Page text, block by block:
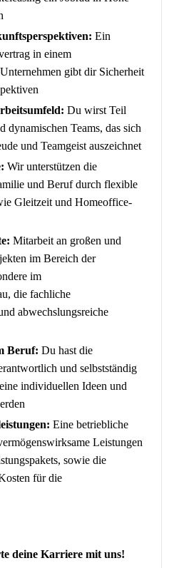
Ein
in einem
gibt dir Sicherheit
Du wirst Teil
dynamischen Teams, das sich
und Teamgeist auszeichnet
Wir unterstützen die
und Beruf durch flexible
Gleitzeit und Homeoffice-
Mitarbeit an großen und
im Bereich der
im
die fachliche
abwechslungsreiche
Beruf: Du hast die
und selbstständig
individuellen Ideen und
Eine betriebliche
Leistungen
sowie die
für die
deine Karriere mit uns!